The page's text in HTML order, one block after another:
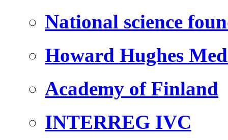
National science
Howard Hughes
Academy of Finland
INTERREG IVC